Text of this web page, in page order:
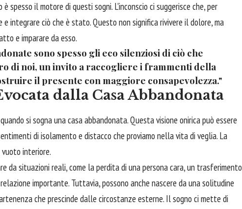
spesso il motore di questi sogni. L'inconscio ci suggerisce che, per
integrare ciò che è stato. Questo non significa rivivere il dolore, ma
e imparare da esso.
sono spesso gli eco silenziosi di ciò che
di noi, un invito a raccogliere i frammenti della
il presente con maggiore consapevolezza."
dalla Casa Abbandonata
si sogna una casa abbandonata. Questa visione onirica può essere
di isolamento e distacco che proviamo nella vita di veglia. La
interiore.
da situazioni reali, come la perdita di una persona cara, un trasferimento
importante. Tuttavia, possono anche nascere da una solitudine
che prescinde dalle circostanze esterne. Il sogno ci mette di